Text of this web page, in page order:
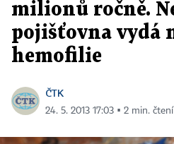
milionů ročně.
pojišťovna vydá
hemofilie
ČTK
24. 5. 2013 17:03 ▪ 2 min. čtení